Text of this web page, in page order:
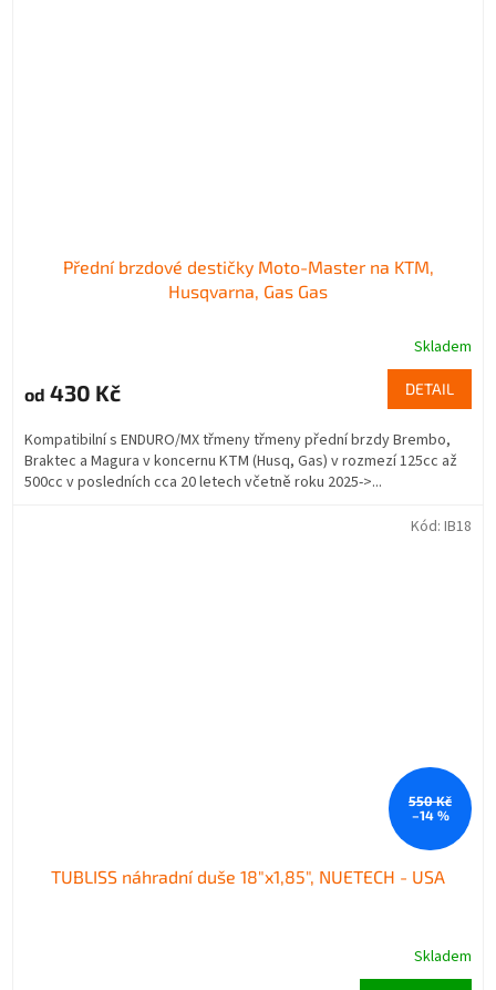
Přední brzdové destičky Moto-Master na KTM,
Husqvarna, Gas Gas
Skladem
od 430 Kč DETAIL
Kompatibilní s ENDURO/MX třmeny třmeny přední brzdy Brembo,
Braktec a Magura v koncernu KTM (Husq, Gas) v rozmezí 125cc až
500cc v posledních cca 20 letech včetně roku 2025->...
550 Kč
–14 %
TUBLISS náhradní duše 18"x1,85", NUETECH - USA
Skladem
Kód: IB18